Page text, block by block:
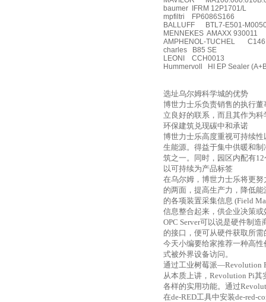
baumer
IFRM 12P1701/L
mpfiltri
FP6086S166
BALLUFF
BTL7-E501-
MENNEKES AMAXX 930011
AMPHENOL-TUCHEL
charles
B85 SE
LEONI
CCH0013
Hummervoll
HI EP Sealer
选址乌尔姆科学城的优势
博世力士乐负责销售的执行董
立良好的联系，而且其作为
环保建筑兑现碳中和承诺
博世力士乐高度重视可持续
生能源。得益于集中供暖和
筑之一。同时，园区内配有12
以可持续为产品标签
在乌尔姆，博世力士乐将更
的两面，提高生产力，降低
的各项装置采集信息 (Field
信息整合起来，供企业决策
OPC Server可以说是硬件制造
的接口，便可从硬件获取所
今天小编要给家推荐一种高
式被外界设备访问。
通过工业树莓派—Revolution
从本质上讲， Revolution Pi其
各样的实用功能。通过
在de-RED工具中安装de-red-